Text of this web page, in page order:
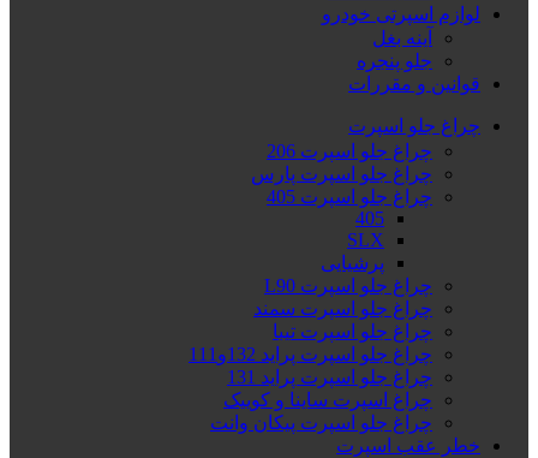
لوازم اسپرتی خودرو
آینه بغل
جلو پنجره
قوانین و مقررات
چراغ جلو اسپرت
چراغ جلو اسپرت 206
چراغ جلو اسپرت پارس
چراغ جلو اسپرت 405
405
SLX
پرشیایی
چراغ جلو اسپرت L90
چراغ جلو اسپرت سمند
چراغ جلو اسپرت تیبا
چراغ جلو اسپرت پراید 132و111
چراغ جلو اسپرت پراید 131
چراغ اسپرت ساینا و کوییک
چراغ جلو اسپرت پیکان وانت
خطر عقب اسپرت